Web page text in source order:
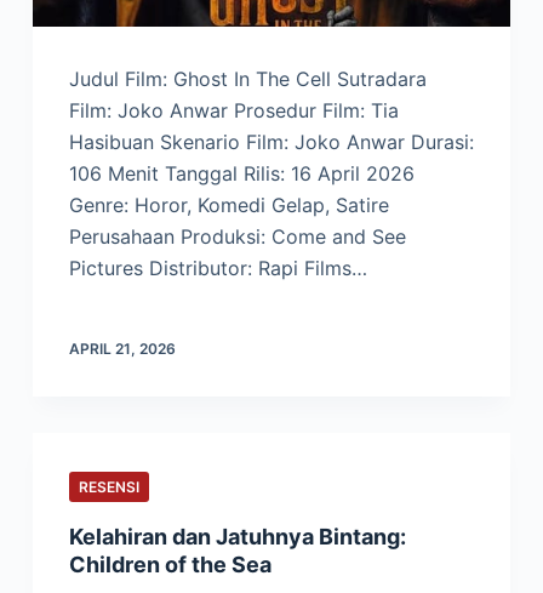
Judul Film: Ghost In The Cell Sutradara
Film: Joko Anwar Prosedur Film: Tia
Hasibuan Skenario Film: Joko Anwar Durasi:
106 Menit Tanggal Rilis: 16 April 2026
Genre: Horor, Komedi Gelap, Satire
Perusahaan Produksi: Come and See
Pictures Distributor: Rapi Films…
APRIL 21, 2026
RESENSI
Kelahiran dan Jatuhnya Bintang:
Children of the Sea